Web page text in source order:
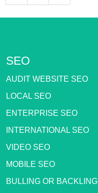
SEO
AUDIT WEBSITE SEO
LOCAL SEO
ENTERPRISE SEO
INTERNATIONAL SEO
VIDEO SEO
MOBILE SEO
BULLING OR BACKLING